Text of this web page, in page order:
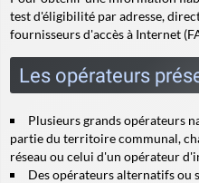
test d'éligibilité par adresse,
fournisseurs d'accès à Internet
Les opérateurs
Plusieurs grands opérateurs
partie du territoire communal,
réseau ou celui d'un opérateur
Des opérateurs alternatifs ou